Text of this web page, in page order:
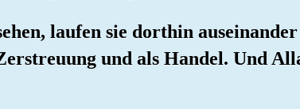
laufen sie dorthin
und als Handel. Und